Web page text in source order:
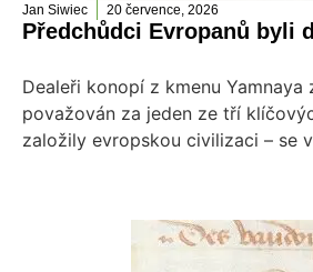
Jan Siwiec 20 července, 2026
Předchůdci Evropanů byli
Dealeři konopí z kmenu Yamnaya
považován za jeden ze tří
založily evropskou civilizaci – se